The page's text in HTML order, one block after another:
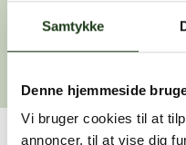
Samtykke
Denne hjemmeside
Vi bruger cookies til at
annoncer, til at vise dig